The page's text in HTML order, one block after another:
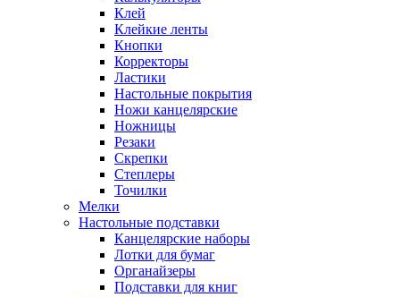
Клей
Клейкие ленты
Кнопки
Корректоры
Ластики
Настольные покрытия
Ножи канцелярские
Ножницы
Резаки
Скрепки
Степлеры
Точилки
Мелки
Настольные подставки
Канцелярские наборы
Лотки для бумаг
Органайзеры
Подставки для книг